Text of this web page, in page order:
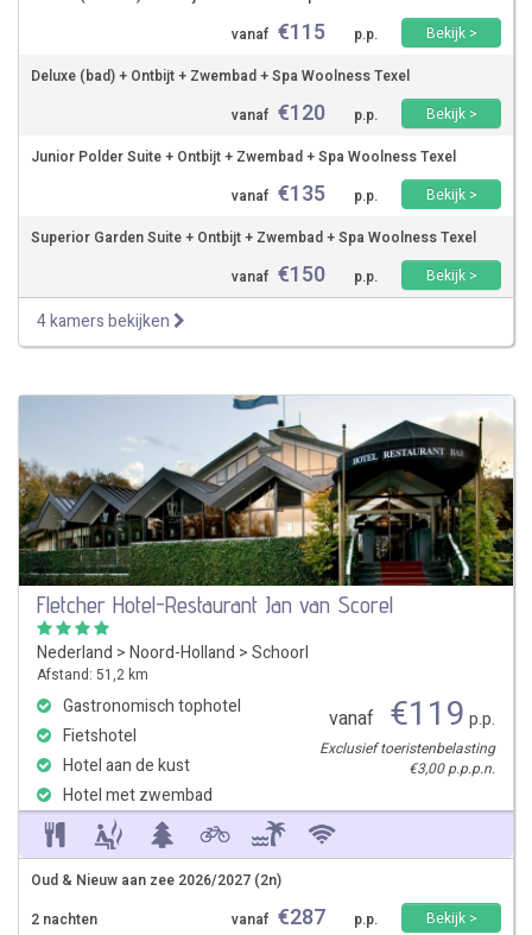
vanaf €115 p.p.
Bekijk >
Deluxe (bad) + Ontbijt + Zwembad + Spa Woolness Texel
vanaf €120 p.p.
Bekijk >
Junior Polder Suite + Ontbijt + Zwembad + Spa Woolness Texel
vanaf €135 p.p.
Bekijk >
Superior Garden Suite + Ontbijt + Zwembad + Spa Woolness Texel
vanaf €150 p.p. Bekijk >
4 kamers bekijken
Fletcher Hotel-Restaurant Jan van Scorel
Nederland >Noord-Holland >Schoorl
Afstand: 51,2 km
Gastronomisch tophotel
Fietshotel
Hotel aan de kust
Hotel met zwembad
vanaf €119 p.p.
Exclusief toeristenbelasting
€3,00 p.p.p.n.
Oud & Nieuw aan zee 2026/2027 (2n)
2 nachten
vanaf €287 p.p.
Bekijk >